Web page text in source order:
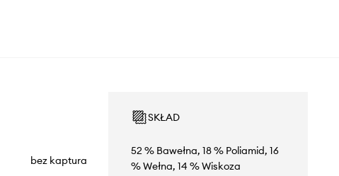
bez kaptura
SKŁAD
52 % Bawełna, 18 % Poliamid, 16
% Wełna, 14 % Wiskoza